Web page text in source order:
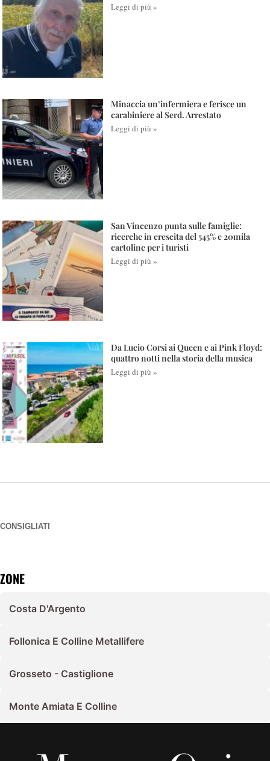
Leggi di più »
Minaccia un’infermiera e ferisce un
carabiniere al Serd. Arrestato
Leggi di più »
San Vincenzo punta sulle famiglie:
ricerche in crescita del 545% e 20mila
cartoline per i turisti
Leggi di più »
Da Lucio Corsi ai Queen e ai Pink Floyd:
quattro notti nella storia della musica
Leggi di più »
CONSIGLIATI
ZONE
Costa D'Argento
Follonica E Colline Metallifere
Grosseto - Castiglione
Monte Amiata E Colline